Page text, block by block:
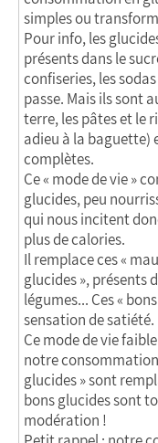
simples ou
Pour info, les
présents dans le
confiseries, les
passe. Mais ils sont
terre, les pâtes et le
adieu à la baguette)
complètes.
Ce « mode de vie »
glucides, peu
qui nous incitent
plus de calories.
Il remplace ces «
glucides », présents
légumes... Ces «
sensation de satiété.
Ce mode de vie
notre
glucides » sont
bons glucides sont
modération !